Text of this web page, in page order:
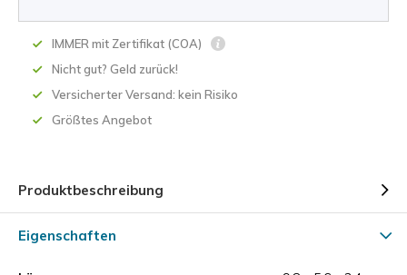
IMMER mit Zertifikat (COA)
Nicht gut? Geld zurück!
Versicherter Versand: kein Risiko
Größtes Angebot
Produktbeschreibung
Eigenschaften